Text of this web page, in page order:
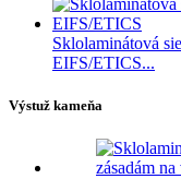
Sklolaminátová
EIFS/ETICS...
Výstuž kameňa